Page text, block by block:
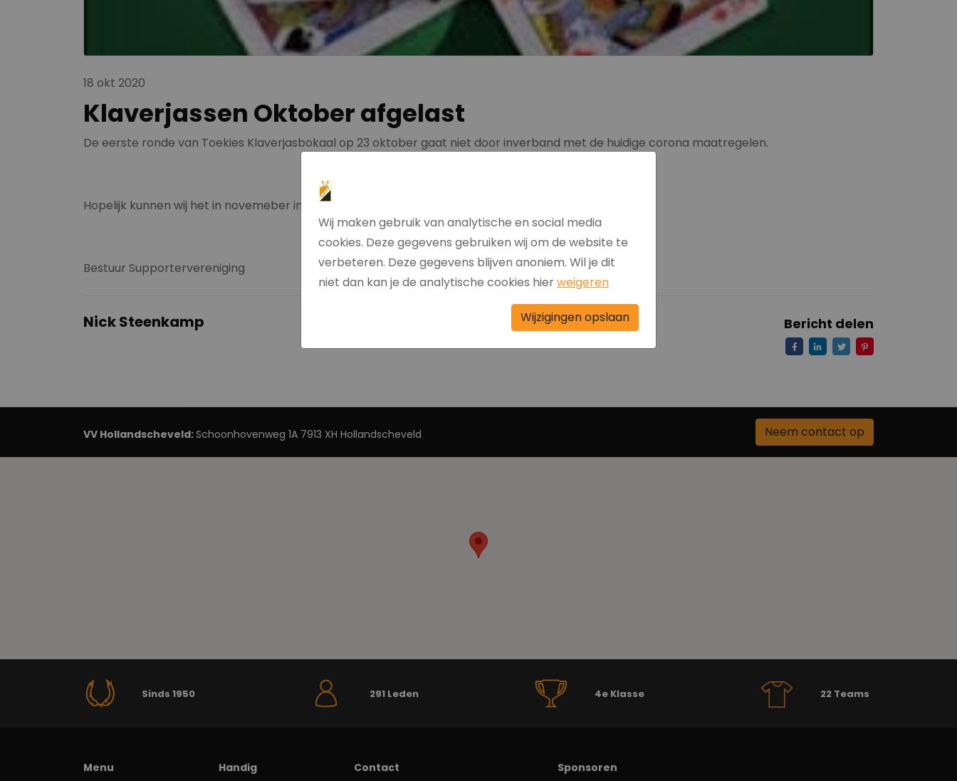
18 okt 2020
Klaverjassen Oktober afgelast
De eerste ronde van Toekies Klaverjasbokaal op 23 oktober gaat niet door inverband met de huidige corona maatregelen.
Hopelijk kunnen wij het in novemeber in goede gezondheid weer oppakken.
Bestuur Supportervereniging
Nick Steenkamp Bericht delen
VV Hollandscheveld:Schoonhovenweg 1A 7913 XH Hollandscheveld Neem contact op
Sinds 1950 291 Leden 4e Klasse 22 Teams
Menu Handig Contact Sponsoren
Wij maken gebruik van analytische en social media
cookies. Deze gegevens gebruiken wij om de website te
verbeteren. Deze gegevens blijven anoniem. Wil je dit
niet dan kan je de analytische cookies hierweigeren
Wijzigingen opslaan